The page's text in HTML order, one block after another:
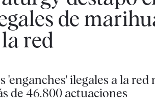
de
red
'enganches' ilegales a la
de 46.800 actuaciones